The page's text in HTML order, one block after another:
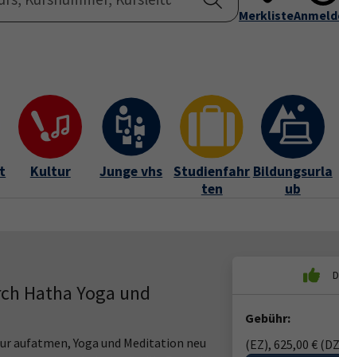
Startseite Über uns
Merkliste
Kultur Junge vhs
Studienfahr
ten
Bildungsurla
ub
Hatha Yoga und
aufatmen, Yoga und Meditation neu
Gebühr:
(EZ), 625,00 €